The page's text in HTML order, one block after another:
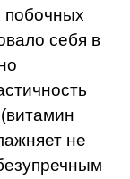
побочных
себя в
не